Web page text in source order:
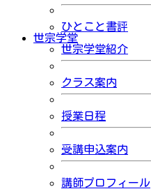
ひとこと書評
世宗学堂
世宗学堂紹介
クラス案内
授業日程
受講申込案内
講師プロフィール